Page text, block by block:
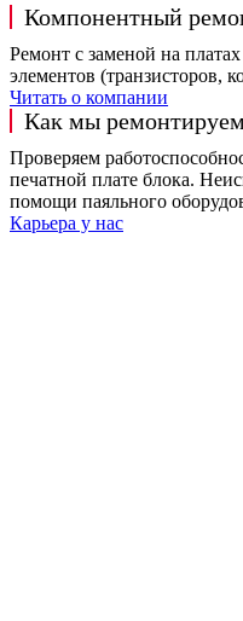
Компонентный
Ремонт с заменой на
элементов (транзисторов,
Читать о компании
Как мы ремонтируем
Проверяем
печатной плате блока.
помощи паяльного
Карьера у нас